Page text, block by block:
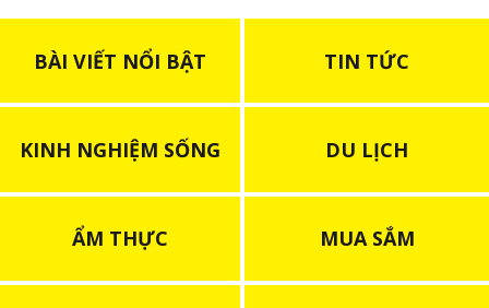
BÀI VIẾT NỔI BẬT TIN TỨC
KINH NGHIỆM SỐNG DU LỊCH
ẨM THỰC MUA SẮM